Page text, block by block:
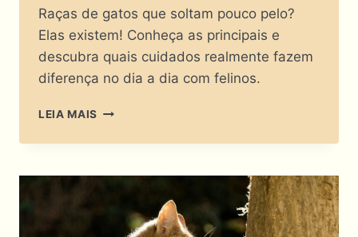
Raças de gatos que soltam pouco pelo?
Elas existem! Conheça as principais e
descubra quais cuidados realmente fazem
diferença no dia a dia com felinos.
LEIA MAIS MILAGRE
DESCUBRA
RAÇAS
GATOS